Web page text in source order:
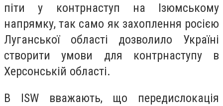
піти у контрнаступ на Ізюмському
напрямку, так само як захоплення росією
Луганської області дозволило Україні
створити умови для контрнаступу в
Херсонській області.
В ISW вважають, що передислокація